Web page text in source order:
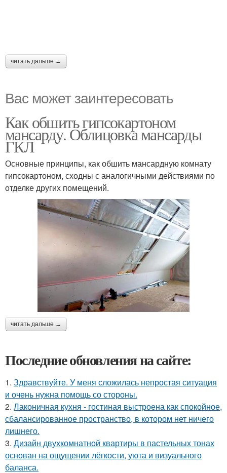
читать дальше →
Вас может заинтересовать
Как обшить гипсокартоном
мансарду. Облицовка мансарды
ГКЛ
Основные принципы, как обшить мансардную комнату
гипсокартоном, сходны с аналогичными действиями по
отделке других помещений.
читать дальше →
Последние обновления на сайте:
1. Здравствуйте. У меня сложилась непростая ситуация
и очень нужна помощь со стороны.
2. Лаконичная кухня - гостиная выстроена как спокойное,
сбалансированное пространство, в котором нет ничего
лишнего.
3. Дизайн двухкомнатной квартиры в пастельных тонах
основан на ощущении лёгкости, уюта и визуального
баланса.